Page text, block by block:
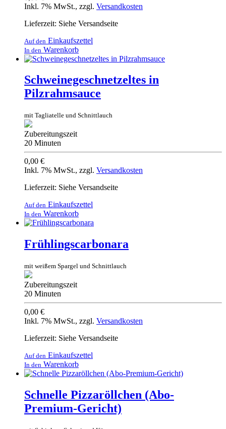
Inkl. 7% MwSt., zzgl. Versandkosten
Lieferzeit: Siehe Versandseite
Auf den Einkaufszettel
In den Warenkorb
Schweinegeschnetzeltes in
Pilzrahmsauce
mit Tagliatelle und Schnittlauch
Zubereitungszeit
20 Minuten
0,00 €
Inkl. 7% MwSt., zzgl. Versandkosten
Lieferzeit: Siehe Versandseite
Auf den Einkaufszettel
In den Warenkorb
Frühlingscarbonara
mit weißem Spargel und Schnittlauch
Zubereitungszeit
20 Minuten
0,00 €
Inkl. 7% MwSt., zzgl. Versandkosten
Lieferzeit: Siehe Versandseite
Auf den Einkaufszettel
In den Warenkorb
Schnelle Pizzaröllchen (Abo-
Premium-Gericht)